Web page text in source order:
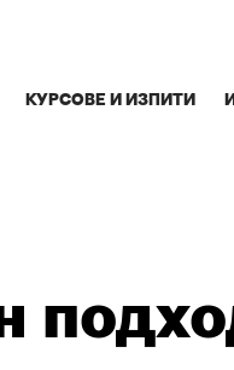
КУРСОВЕ И ИЗПИТИ